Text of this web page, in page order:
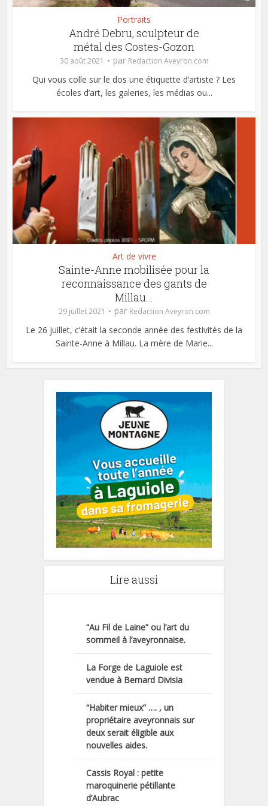
Portraits
André Debru, sculpteur de
métal des Costes-Gozon
30 août 2021 par Redaction Aveyron.com
Qui vous colle sur le dos une étiquette d’artiste ? Les
écoles d’art, les galeries, les médias ou...
Art de vivre
Sainte-Anne mobilisée pour la
reconnaissance des gants de
Millau...
29 juillet 2021 par Redaction Aveyron.com
Le 26 juillet, c’était la seconde année des festivités de la
Sainte-Anne à Millau. La mère de Marie...
Lire aussi
“Au Fil de Laine” ou l’art du
sommeil à l’aveyronnaise.
La Forge de Laguiole est
vendue à Bernard Divisia
“Habiter mieux” …. , un
propriétaire aveyronnais sur
deux serait éligible aux
nouvelles aides.
Cassis Royal : petite
maroquinerie pétillante
d’Aubrac